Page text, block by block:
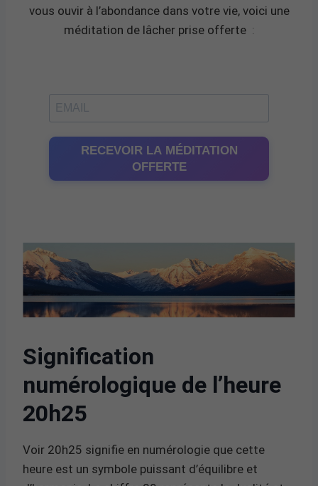
vous ouvir à l’abondance dans votre vie, voici une
méditation de lâcher prise offerte :
RECEVOIR LA MÉDITATION
OFFERTE
Signification
numérologique de l’heure
20h25
Voir 20h25 signifie en numérologie que cette
heure est un symbole puissant d’équilibre et